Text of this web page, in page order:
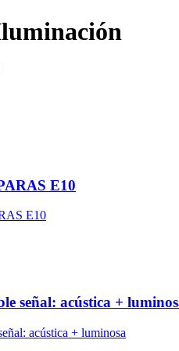
E10
señal: acústica +